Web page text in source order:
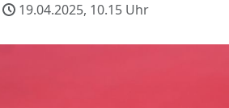
19.04.2025, 10.15 Uhr